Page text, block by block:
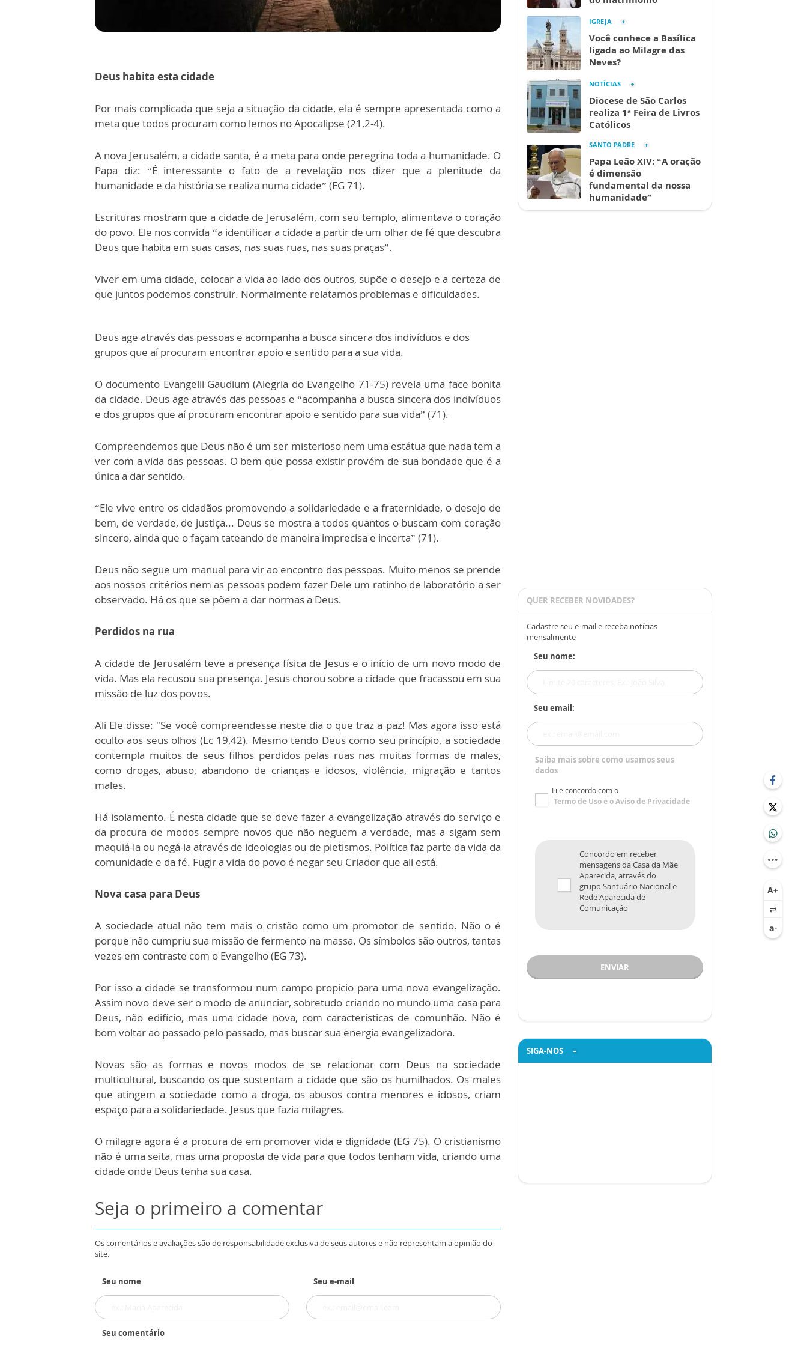
Deus habita esta cidade
Por mais complicada que seja a situação da cidade, ela é sempre apresentada como a
meta que todos procuram como lemos no Apocalipse (21,2-4).
A nova Jerusalém, a cidade santa, é a meta para onde peregrina toda a humanidade. O
Papa diz: “É interessante o fato de a revelação nos dizer que a plenitude da
humanidade e da história se realiza numa cidade” (EG 71).
Escrituras mostram que a cidade de Jerusalém, com seu templo, alimentava o coração
do povo. Ele nos convida “a identificar a cidade a partir de um olhar de fé que descubra
Deus que habita em suas casas, nas suas ruas, nas suas praças”.
Viver em uma cidade, colocar a vida ao lado dos outros, supõe o desejo e a certeza de
que juntos podemos construir. Normalmente relatamos problemas e dificuldades.
Deus age através das pessoas e acompanha a busca sincera dos indivíduos e dos
grupos que aí procuram encontrar apoio e sentido para a sua vida.
O documento Evangelii Gaudium (Alegria do Evangelho 71-75) revela uma face bonita
da cidade. Deus age através das pessoas e “acompanha a busca sincera dos indivíduos
e dos grupos que aí procuram encontrar apoio e sentido para sua vida” (71).
Compreendemos que Deus não é um ser misterioso nem uma estátua que nada tem a
ver com a vida das pessoas. O bem que possa existir provém de sua bondade que é a
única a dar sentido.
“Ele vive entre os cidadãos promovendo a solidariedade e a fraternidade, o desejo de
bem, de verdade, de justiça... Deus se mostra a todos quantos o buscam com coração
sincero, ainda que o façam tateando de maneira imprecisa e incerta” (71).
Deus não segue um manual para vir ao encontro das pessoas. Muito menos se prende
aos nossos critérios nem as pessoas podem fazer Dele um ratinho de laboratório a ser
observado. Há os que se põem a dar normas a Deus.
Perdidos na rua
A cidade de Jerusalém teve a presença física de Jesus e o início de um novo modo de
vida. Mas ela recusou sua presença. Jesus chorou sobre a cidade que fracassou em sua
missão de luz dos povos.
Ali Ele disse: "Se você compreendesse neste dia o que traz a paz! Mas agora isso está
oculto aos seus olhos (Lc 19,42). Mesmo tendo Deus como seu princípio, a sociedade
contempla muitos de seus filhos perdidos pelas ruas nas muitas formas de males,
como drogas, abuso, abandono de crianças e idosos, violência, migração e tantos
males.
Há isolamento. É nesta cidade que se deve fazer a evangelização através do serviço e
da procura de modos sempre novos que não neguem a verdade, mas a sigam sem
maquiá-la ou negá-la através de ideologias ou de pietismos. Política faz parte da vida da
comunidade e da fé. Fugir a vida do povo é negar seu Criador que ali está.
Nova casa para Deus
A sociedade atual não tem mais o cristão como um promotor de sentido. Não o é
porque não cumpriu sua missão de fermento na massa. Os símbolos são outros, tantas
vezes em contraste com o Evangelho (EG 73).
Por isso a cidade se transformou num campo propício para uma nova evangelização.
Assim novo deve ser o modo de anunciar, sobretudo criando no mundo uma casa para
Deus, não edifício, mas uma cidade nova, com características de comunhão. Não é
bom voltar ao passado pelo passado, mas buscar sua energia evangelizadora.
Novas são as formas e novos modos de se relacionar com Deus na sociedade
multicultural, buscando os que sustentam a cidade que são os humilhados. Os males
que atingem a sociedade como a droga, os abusos contra menores e idosos, criam
espaço para a solidariedade. Jesus que fazia milagres.
O milagre agora é a procura de em promover vida e dignidade (EG 75). O cristianismo
não é uma seita, mas uma proposta de vida para que todos tenham vida, criando uma
cidade onde Deus tenha sua casa.
Seja o primeiro a comentar
Os comentários e avaliações são de responsabilidade exclusiva de seus autores e não representam a opinião do
site.
Seu nome Seu e-mail
Seu comentário
IGREJA
Você conhece a Basílica
ligada ao Milagre das
Neves?
NOTÍCIAS
Diocese de São Carlos
realiza 1ª Feira de Livros
Católicos
SANTO PADRE
Papa Leão XIV: “A oração
é dimensão
fundamental da nossa
humanidade”
QUER RECEBER NOVIDADES?
Cadastre seu e-mail e receba notícias
mensalmente
Seu nome:
Seu email:
Saiba mais sobre como usamos seus
dados
Li e concordo com o
Termo de Usoe oAviso de Privacidade
Concordo em receber
mensagens da Casa da Mãe
Aparecida, através do
grupo Santuário Nacional e
Rede Aparecida de
Comunicação
ENVIAR
SIGA-NOS